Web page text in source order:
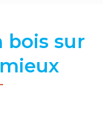
bois sur